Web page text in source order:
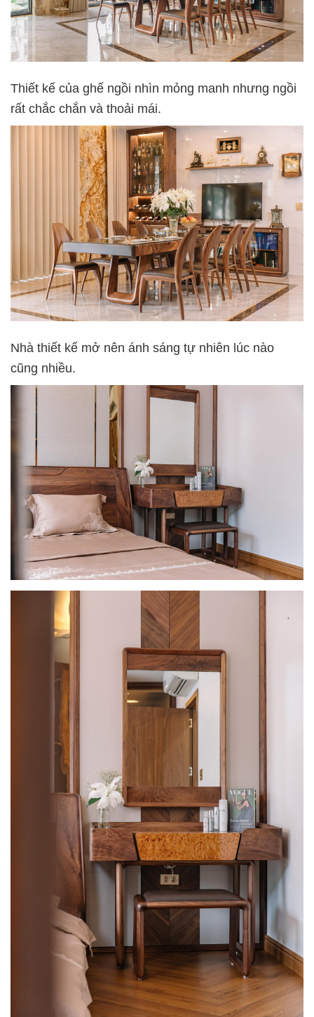
Thiết kế của ghế ngồi nhìn mỏng manh nhưng ngồi
rất chắc chắn và thoải mái.
Nhà thiết kế mở nên ánh sáng tự nhiên lúc nào
cũng nhiều.